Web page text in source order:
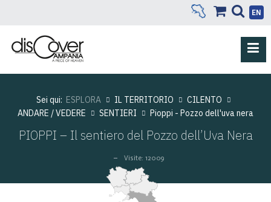
EN
Sei qui: ESPLORA IL TERRITORIO
CILENTO
ANDARE / VEDERE
SENTIERI Pioppi - Pozzo dell'uva nera
PIOPPI – Il sentiero del Pozzo dell’Uva Nera
Visite: 12009